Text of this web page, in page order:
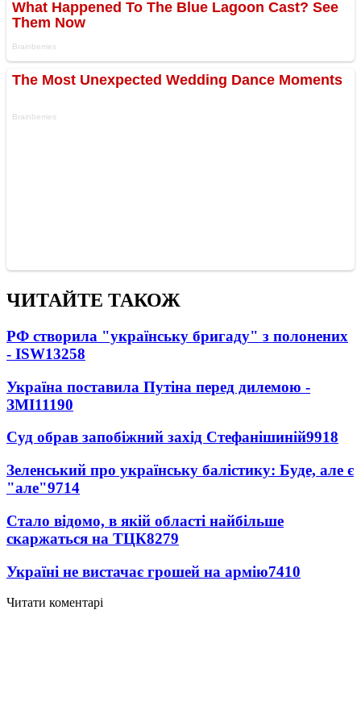
ЧИТАЙТЕ ТАКОЖ
РФ створила "українську бригаду" з полонених
- ISW13258
Україна поставила Путіна перед дилемою -
ЗМІ11190
Суд обрав запобіжний захід Стефанішиній9918
Зеленський про українську балістику: Буде, але є
"але"9714
Стало відомо, в якій області найбільше
скаржаться на ТЦК8279
Україні не вистачає грошей на армію7410
Читати коментарі